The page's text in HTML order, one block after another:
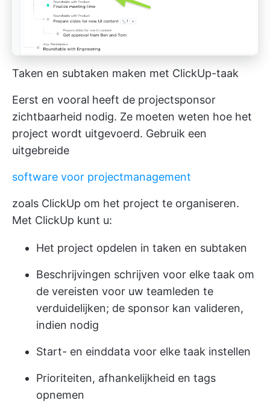
Taken en subtaken maken met ClickUp-taak
Eerst en vooral heeft de projectsponsor
zichtbaarheid nodig. Ze moeten weten hoe het
project wordt uitgevoerd. Gebruik een
uitgebreide
software voor projectmanagement
zoals ClickUp om het project te organiseren.
Met ClickUp kunt u:
Het project opdelen in taken en subtaken
Beschrijvingen schrijven voor elke taak om
de vereisten voor uw teamleden te
verduidelijken; de sponsor kan valideren,
indien nodig
Start- en einddata voor elke taak instellen
Prioriteiten, afhankelijkheid en tags
opnemen